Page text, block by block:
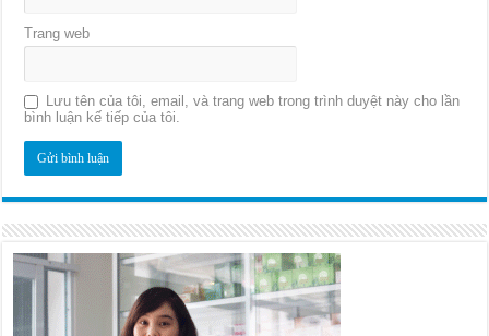
Trang web
Lưu tên của tôi, email, và trang web trong trình duyệt này cho lần
bình luận kế tiếp của tôi.